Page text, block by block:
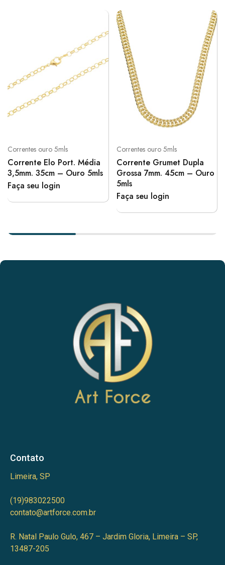
Correntes ouro 5mls
Corrente Elo Port. Média
3,5mm. 35cm – Ouro 5mls
Faça seu login
Correntes ouro 5mls
Corrente Grumet Dupla
Grossa 7mm. 45cm – Ouro
5mls
Faça seu login
Contato
Limeira, SP
(19)983022500
contato@artforce.com.br
R. Natal Paulo Gulo, 467 – Jardim Gloria, Limeira – SP,
13487-205